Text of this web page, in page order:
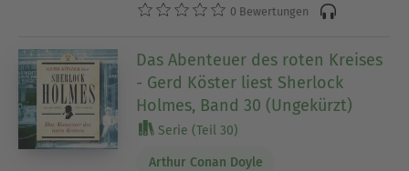
0 Bewertungen
Das Abenteuer des roten Kreises
- Gerd Köster liest Sherlock
Holmes, Band 30 (Ungekürzt)
Serie (Teil 30)
Arthur Conan Doyle